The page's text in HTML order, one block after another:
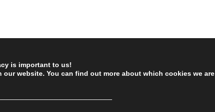
is important to us!
website. You can find out more about which cookies we are